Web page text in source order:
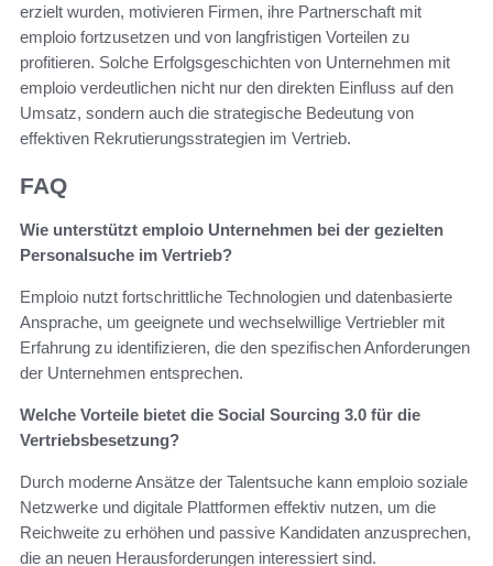
erzielt wurden, motivieren Firmen, ihre Partnerschaft mit
emploio fortzusetzen und von langfristigen Vorteilen zu
profitieren. Solche Erfolgsgeschichten von Unternehmen mit
emploio verdeutlichen nicht nur den direkten Einfluss auf den
Umsatz, sondern auch die strategische Bedeutung von
effektiven Rekrutierungsstrategien im Vertrieb.
FAQ
Wie unterstützt emploio Unternehmen bei der gezielten
Personalsuche im Vertrieb?
Emploio nutzt fortschrittliche Technologien und datenbasierte
Ansprache, um geeignete und wechselwillige Vertriebler mit
Erfahrung zu identifizieren, die den spezifischen Anforderungen
der Unternehmen entsprechen.
Welche Vorteile bietet die Social Sourcing 3.0 für die
Vertriebsbesetzung?
Durch moderne Ansätze der Talentsuche kann emploio soziale
Netzwerke und digitale Plattformen effektiv nutzen, um die
Reichweite zu erhöhen und passive Kandidaten anzusprechen,
die an neuen Herausforderungen interessiert sind.